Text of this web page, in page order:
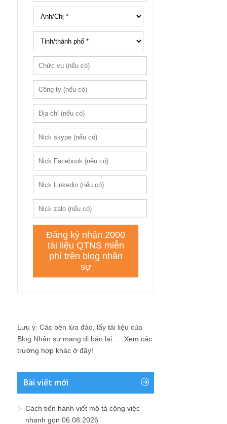
Lưu ý: Các bên lừa đảo, lấy tài liệu của
Blog Nhân sự mang đi bán lại .... Xem các
trường hợp khác ở đây!
Bài viết mới
Cách tiến hành viết mô tả công việc
nhanh gọn 06.08.2026